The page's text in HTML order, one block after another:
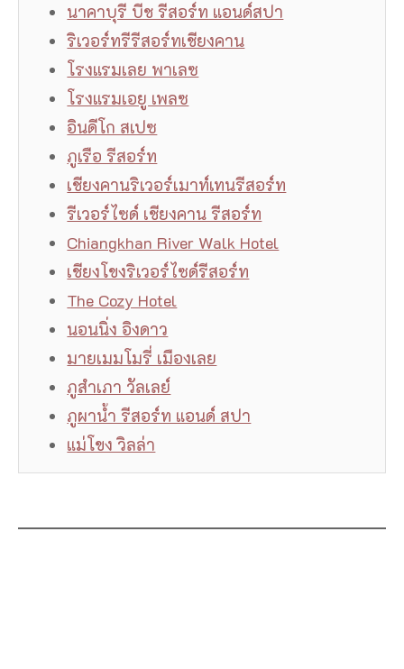
นาคาบุรี บีช รีสอร์ท แอนด์สปา
ริเวอร์ทรีรีสอร์ทเชียงคาน
โรงแรมเลย พาเลซ
โรงแรมเอยู เพลซ
อินดีโก สเปซ
ภูเรือ รีสอร์ท
เชียงคานริเวอร์เมาท์เทนรีสอร์ท
รีเวอร์ไซด์ เชียงคาน รีสอร์ท
Chiangkhan River Walk Hotel
เชียงโขงริเวอร์ไซด์รีสอร์ท
The Cozy Hotel
นอนนิ่ง อิงดาว
มายเมมโมรี่ เมืองเลย
ภูสำเภา วัลเลย์
ภูผาน้ำ รีสอร์ท แอนด์ สปา
แม่โขง วิลล่า